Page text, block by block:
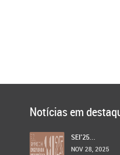
Notícias em
SEI'25...
NOV 28, 2025